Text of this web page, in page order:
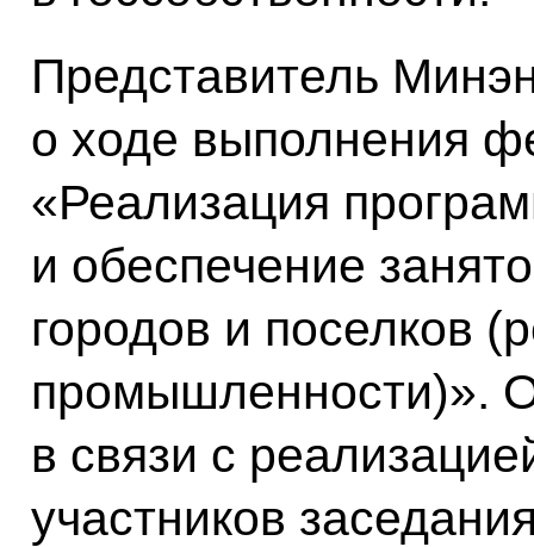
Представитель
о ходе выполнения
«Реализация
и обеспечение
городов и поселков
промышленности)».
в связи с
участников